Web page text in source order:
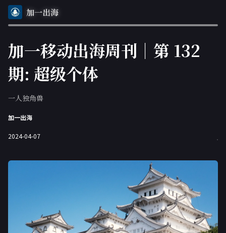
加一出海
加一移动出海周刊｜第 132
期: 超级个体
一人独角兽
加一出海
2024-04-07